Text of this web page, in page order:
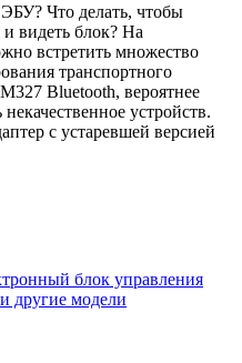
Что делать, чтобы
видеть блок? На
встретить множество
транспортного
Bluetooth, вероятнее
устройств.
с устаревшей версией
блок управления
другие модели